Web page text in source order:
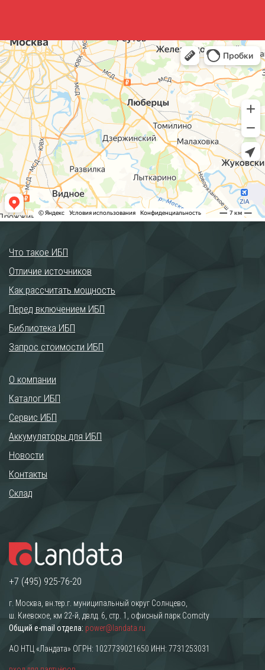
Что такое ИБП
Отличие источников
Как рассчитать мощность
Перед включением ИБП
Библиотека ИБП
Запрос стоимости ИБП
О компании
Каталог ИБП
Сервис ИБП
Аккумуляторы для ИБП
Новости
Контакты
Склад
+7 (495) 925-76-20
г. Москва, вн.тер.г. муниципальный округ Солнцево,
ш. Киевское, км 22-й, двлд. 6, стр. 1, офисный парк Comcity
Общий e-mail отдела: power@landata.ru
АО НТЦ «Ландата» ОГРН: 1027739021650 ИНН: 7731253031